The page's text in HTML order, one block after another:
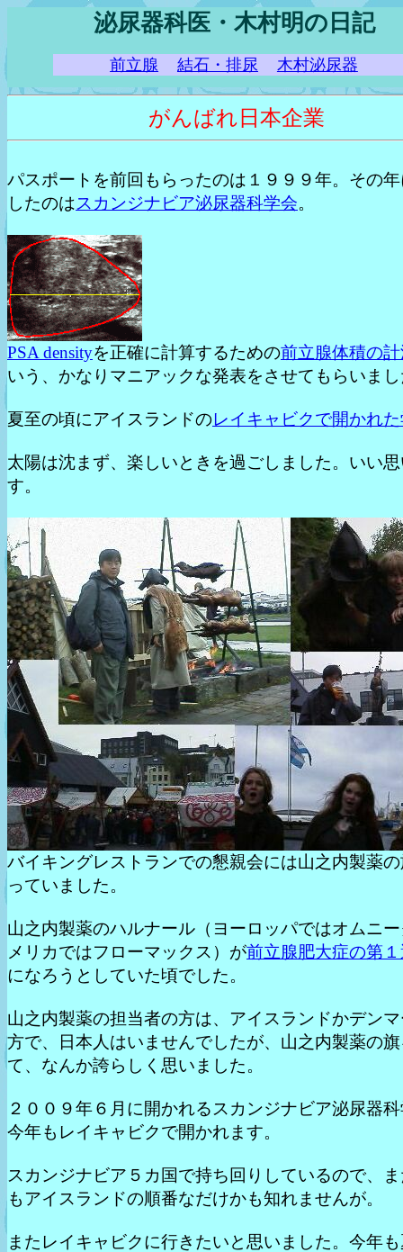
泌尿器科医・木村明の日記
前立腺 結石・排尿 木村泌尿器
がんばれ日本企業
パスポートを前回もらったのは１９９９年。その
したのはスカンジナビア泌尿器科学会。
PSA densityを正確に計算するための前立腺体積の
いう、かなりマニアックな発表をさせてもらいま
夏至の頃にアイスランドのレイキャビクで開かれ
太陽は沈まず、楽しいときを過ごしました。いい
す。
バイキングレストランでの懇親会には山之内製薬
っていました。
山之内製薬のハルナール（ヨーロッパではオムニ
メリカではフローマックス）が前立腺肥大症の第
になろうとしていた頃でした。
山之内製薬の担当者の方は、アイスランドかデン
方で、日本人はいませんでしたが、山之内製薬の
て、なんか誇らしく思いました。
２００９年６月に開かれるスカンジナビア泌尿器
今年もレイキャビクで開かれます。
スカンジナビア５カ国で持ち回りしているので、
もアイスランドの順番なだけかも知れませんが。
またレイキャビクに行きたいと思いました。今年